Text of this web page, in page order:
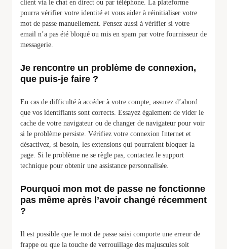
client via le chat en direct ou par téléphone. La plateforme
pourra vérifier votre identité et vous aider à réinitialiser votre
mot de passe manuellement. Pensez aussi à vérifier si votre
email n’a pas été bloqué ou mis en spam par votre fournisseur de
messagerie.
Je rencontre un problème de connexion,
que puis-je faire ?
En cas de difficulté à accéder à votre compte, assurez d’abord
que vos identifiants sont corrects. Essayez également de vider le
cache de votre navigateur ou de changer de navigateur pour voir
si le problème persiste. Vérifiez votre connexion Internet et
désactivez, si besoin, les extensions qui pourraient bloquer la
page. Si le problème ne se règle pas, contactez le support
technique pour obtenir une assistance personnalisée.
Pourquoi mon mot de passe ne fonctionne
pas même après l’avoir changé récemment
?
Il est possible que le mot de passe saisi comporte une erreur de
frappe ou que la touche de verrouillage des majuscules soit